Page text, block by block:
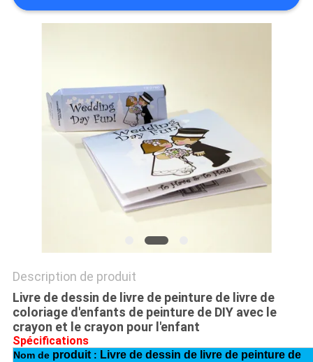
PRIVACY
Description de produit
Livre de dessin de livre de peinture de livre de
coloriage d'enfants de peinture de DIY avec le
crayon et le crayon pour l'enfant
Spécifications
Nom deproduit : Livre de dessin de livre de peinture de